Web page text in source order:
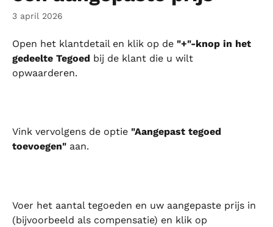
3 april 2026
Open het klantdetail en klik op de "+"-knop in het
gedeelte Tegoed bij de klant die u wilt
opwaarderen.
Vink vervolgens de optie "Aangepast tegoed
toevoegen" aan.
Voer het aantal tegoeden en uw aangepaste prijs in
(bijvoorbeeld als compensatie) en klik op